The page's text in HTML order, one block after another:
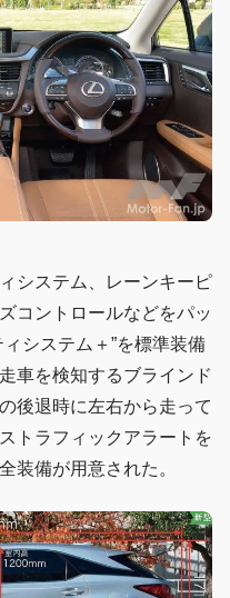
システム、レーンキーピ
コントロールなどをパッ
システム＋”を標準装備
車を検知するブラインド
後退時に左右から走って
トラフィックアラートを
装備が用意された。